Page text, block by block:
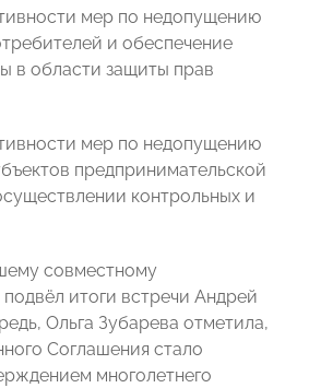
мер по недопущению
и обеспечение
в области защиты прав
мер по недопущению
предпринимательской
контрольных и
совместному
итоги встречи Андрей
Ольга Зубарева отметила,
Соглашения стало
многолетнего